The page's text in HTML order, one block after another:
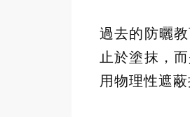
過去的防曬
止於塗抹，
用物理性遮